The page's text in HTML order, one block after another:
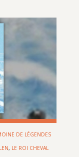
DE LÉGENDES
, LE ROI CHEVAL